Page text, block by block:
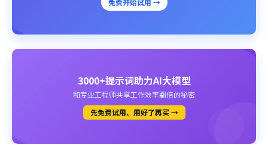
免费开始试用 →
3000+提示词助力AI大模型
和专业工程师共享工作效率翻倍的秘密
先免费试用、用好了再买 →